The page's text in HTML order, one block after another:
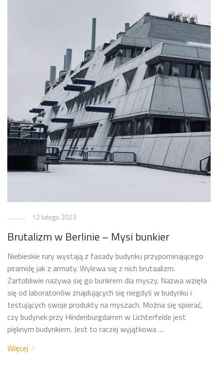
12 lutego 2023
Brutalizm w Berlinie – Mysi bunkier
Niebieskie rury wystają z fasady budynku przypominającego
piramidę jak z armaty. Wylewa się z nich brutaalizm.
Żartobliwie nazywa się go bunkrem dla myszy. Nazwa wzięła
się od laboratoriów znajdujących się niegdyś w budynku i
testujących swoje produkty na myszach. Można się spierać,
czy budynek przy Hindenburgdamm w Lichterfelde jest
pięknym budynkiem. Jest to raczej wyjątkowa …
Więcej